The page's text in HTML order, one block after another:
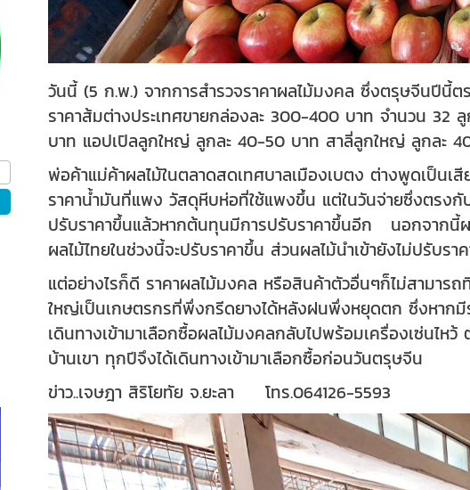
วันนี้ (5 ก.พ.) จากการสำรวจราคาผลไม้มงคล ซึ่งตรุษจีนปีนี้
ราคาส้มต่างประเทศขายกล่องละ 300-400 บาท จำนวน 32
บาท แอปเปิลลูกใหญ่ ลูกละ 40-50 บาท สาลี่ลูกใหญ่ ลูกละ
พ่อค้าแม่ค้าผลไม้ในตลาดสดเทศบาลเมืองเบตง ต่างพูดเป็นเ
ราคาน้ำมันที่แพง วัสดุหีบห่อที่ใช้แพงขึ้น แต่ในวันจ่ายซึ่งตร
ปรับราคาขึ้นแล้วหากต้นทุนมีการปรับราคาขึ้นอีก นอกจากนี้ผ
ผลไม้ไทยในช่วงนี้จะปรับราคาขึ้น ส่วนผลไม้นำเข้ายังไม่ปรับร
แต่อย่างไรก็ดี ราคาผลไม้มงคล หรือสินค้าตัวอื่นๆก็ไม่สามาร
ใหญ่เป็นเกษตรกรที่พึ่งกรีดยางได้หลังฝนพึ่งหยุดตก ซึ่งหากมี
เดินทางเข้ามาเลือกซื้อผลไม้มงคลกลับไปพร้อมเครื่องเซ่นไ
บ้านเขา ทุกปีจึงได้เดินทางเข้ามาเลือกซื้อก่อนวันตรุษจีน
ข่าว..เจษฎา สิริโยทัย จ.ยะลาโทร.064126-5593